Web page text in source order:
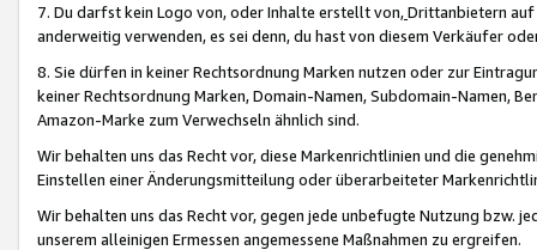
7. Du darfst kein Logo von, oder Inhalte erstellt von,Drittanbietern auf
anderweitig verwenden, es sei denn, du hast von diesem Verkäufer
8. Sie dürfen in keiner Rechtsordnung Marken nutzen oder zur
keiner Rechtsordnung Marken, Domain-Namen, Subdomain-Namen,
Amazon-Marke zum Verwechseln ähnlich sind.
Wir behalten uns das Recht vor, diese Markenrichtlinien und die
Einstellen einer Änderungsmitteilung oder überarbeiteter
Wir behalten uns das Recht vor, gegen jede unbefugte Nutzung bzw.
unserem alleinigen Ermessen angemessene Maßnahmen zu ergreifen.